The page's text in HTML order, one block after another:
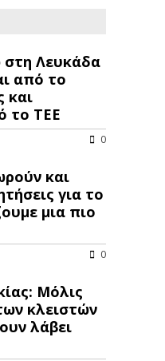
στη Λευκάδα
από το
και
το ΤΕΕ
0
και
για το
μια πιο
0
Μόλις
κλειστών
λάβει